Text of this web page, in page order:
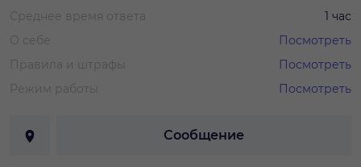
Среднее время ответа
1 час
О себе
Посмотреть
Правила и штрафы
Посмотреть
Режим работы
Посмотреть
Сообщение